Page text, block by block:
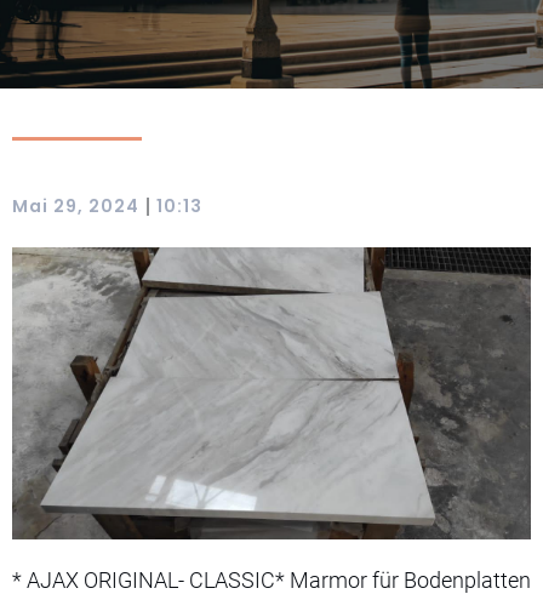
Mai 29, 2024 | 10:13
* AJAX ORIGINAL- CLASSIC* Marmor für Bodenplatten